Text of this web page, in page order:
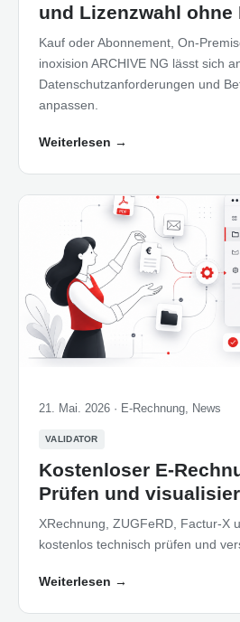
und Lizenzwahl ohne
Kauf oder Abonnement, On-
inoxision ARCHIVE NG lässt sich
Datenschutzanforderungen und
anpassen.
Weiterlesen →
21. Mai. 2026 · E-Rechnung, News
VALIDATOR
Kostenloser E-
Prüfen und
XRechnung, ZUGFeRD, Factur-X
kostenlos technisch prüfen und
Weiterlesen →